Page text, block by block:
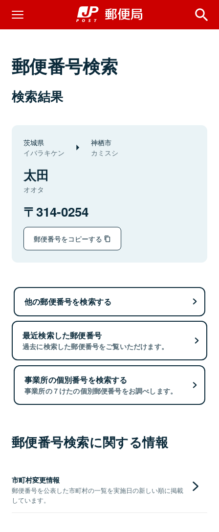
郵便番号検索
検索結果
茨城県
イバラキケン
神栖市
カミスシ
太田
オオタ
314-0254
郵便番号をコピーする
他の郵便番号を検索する
最近検索した郵便番号
過去に検索した郵便番号をご覧いただけます。
事業所の個別番号を検索する
事業所の７けたの個別郵便番号をお調べします。
郵便番号検索に関する情報
市町村変更情報
郵便番号を公表した市町村の一覧を実施日の新しい順に掲載
しています。